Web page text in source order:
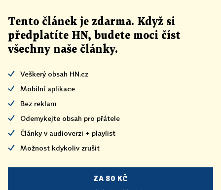
Tento článek je zdarma. Když si
předplatíte HN, budete moci číst
všechny naše články.
Veškerý obsah HN.cz
Mobilní aplikace
Bez reklam
Odemykejte obsah pro přátele
Články v audioverzi + playlist
Možnost kdykoliv zrušit
ZA 80 KČ